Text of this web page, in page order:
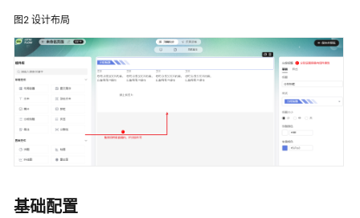
户
南
AstroFlow
过
图2 设计布局
基础配置